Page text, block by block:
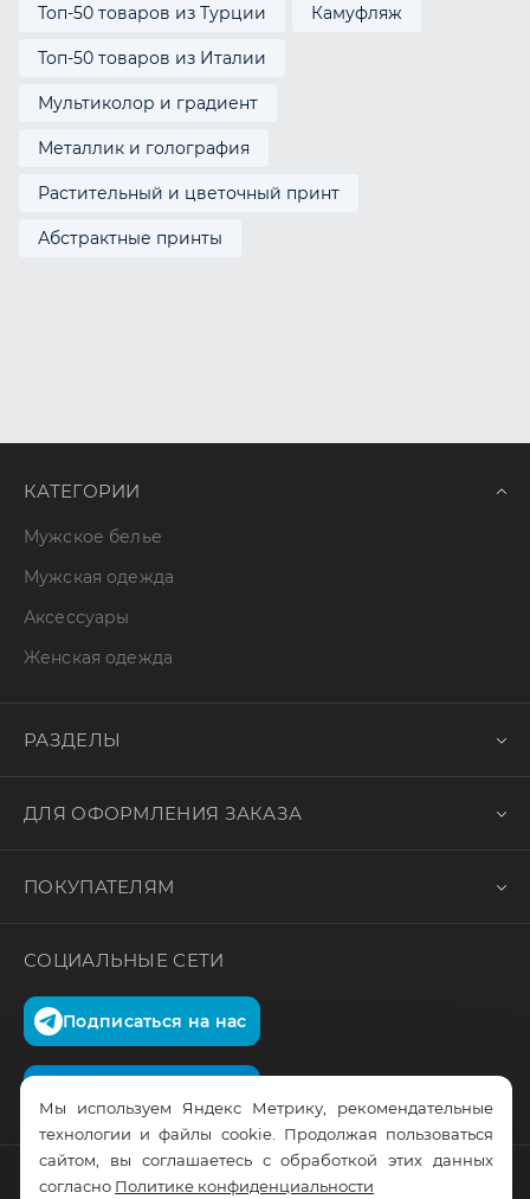
Топ-50 товаров из Турции Камуфляж
Топ-50 товаров из Италии
Мультиколор и градиент
Металлик и голография
Растительный и цветочный принт
Абстрактные принты
КАТЕГОРИИ
Мужское белье
Мужская одежда
Аксессуары
Женская одежда
РАЗДЕЛЫ
ДЛЯ ОФОРМЛЕНИЯ ЗАКАЗА
ПОКУПАТЕЛЯМ
СОЦИАЛЬНЫЕ СЕТИ
Подписаться на нас
Мы используем Яндекс Метрику, рекомендательные
технологии и файлы cookie. Продолжая пользоваться
сайтом, вы соглашаетесь с обработкой этих данных
согласно Политике конфиденциальности